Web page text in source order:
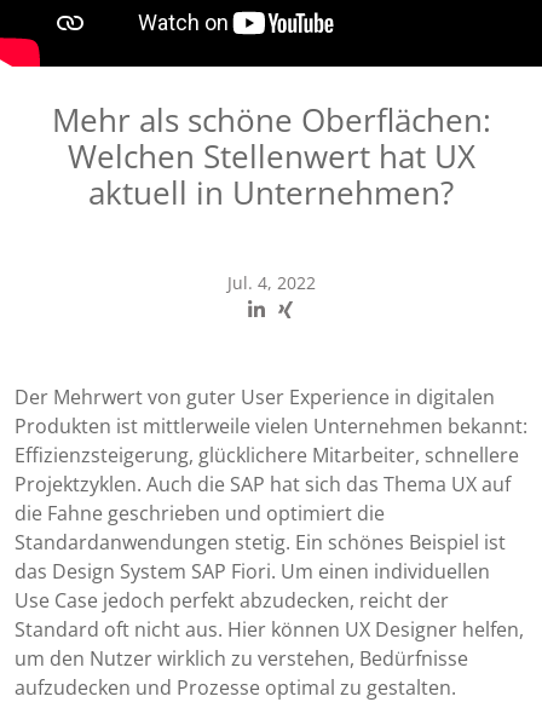
Mehr als schöne Oberflächen:
Welchen Stellenwert hat UX
aktuell in Unternehmen?
Jul. 4, 2022
Der Mehrwert von guter User Experience in digitalen
Produkten ist mittlerweile vielen Unternehmen bekannt:
Effizienzsteigerung, glücklichere Mitarbeiter, schnellere
Projektzyklen. Auch die SAP hat sich das Thema UX auf
die Fahne geschrieben und optimiert die
Standardanwendungen stetig. Ein schönes Beispiel ist
das Design System SAP Fiori. Um einen individuellen
Use Case jedoch perfekt abzudecken, reicht der
Standard oft nicht aus. Hier können UX Designer helfen,
um den Nutzer wirklich zu verstehen, Bedürfnisse
aufzudecken und Prozesse optimal zu gestalten.